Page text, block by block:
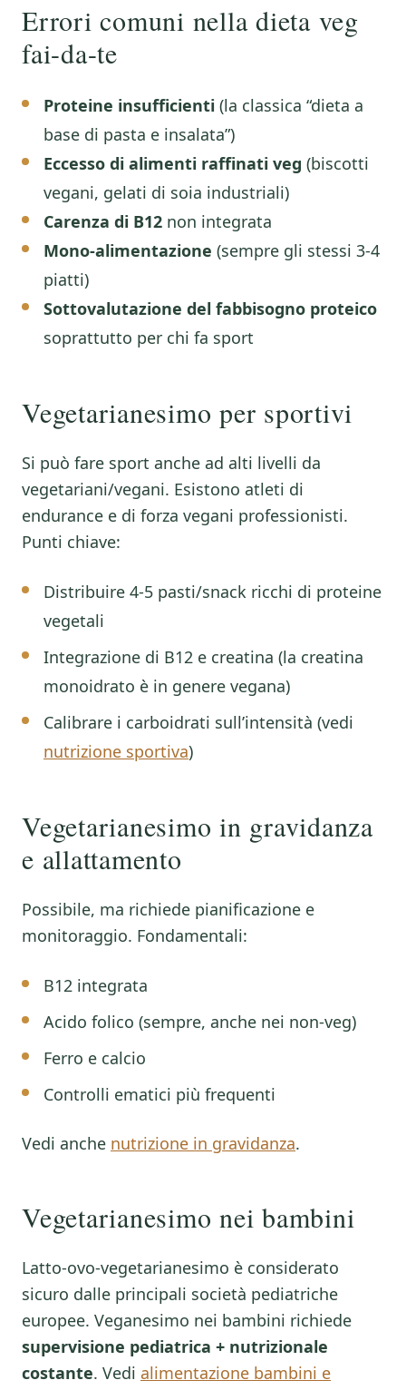
Errori comuni nella dieta veg
fai-da-te
Proteine insufficienti (la classica “dieta a
base di pasta e insalata”)
Eccesso di alimenti raffinati veg (biscotti
vegani, gelati di soia industriali)
Carenza di B12 non integrata
Mono-alimentazione (sempre gli stessi 3-4
piatti)
Sottovalutazione del fabbisogno proteico
soprattutto per chi fa sport
Vegetarianesimo per sportivi
Si può fare sport anche ad alti livelli da
vegetariani/vegani. Esistono atleti di
endurance e di forza vegani professionisti.
Punti chiave:
Distribuire 4-5 pasti/snack ricchi di proteine
vegetali
Integrazione di B12 e creatina (la creatina
monoidrato è in genere vegana)
Calibrare i carboidrati sull’intensità (vedi
nutrizione sportiva)
Vegetarianesimo in gravidanza
e allattamento
Possibile, ma richiede pianificazione e
monitoraggio. Fondamentali:
B12 integrata
Acido folico (sempre, anche nei non-veg)
Ferro e calcio
Controlli ematici più frequenti
Vedi anche nutrizione in gravidanza.
Vegetarianesimo nei bambini
Latto-ovo-vegetarianesimo è considerato
sicuro dalle principali società pediatriche
europee. Veganesimo nei bambini richiede
supervisione pediatrica + nutrizionale
costante. Vedi alimentazione bambini e